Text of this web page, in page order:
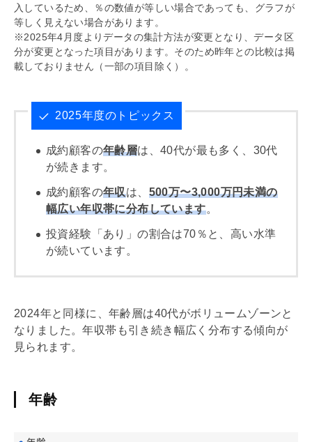
入しているため、％の数値が等しい場合であっても、グラフが
等しく見えない場合があります。
※2025年4月度よりデータの集計方法が変更となり、データ区
分が変更となった項目があります。そのため昨年との比較は掲
載しておりません（一部の項目除く）。
2025年度のトピックス
成約顧客の年齢層は、40代が最も多く、30代
が続きます。
成約顧客の年収は、 500万〜3,000万円未満の
幅広い年収帯に分布しています。
投資経験「あり」の割合は70％と、高い水準
が続いています。
2024年と同様に、年齢層は40代がボリュームゾーンと
なりました。年収帯も引き続き幅広く分布する傾向が
見られます。
年齢